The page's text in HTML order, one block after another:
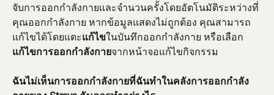
จับการออกกำลังกายและจำนวนครั้งโดยอัตโนมัติระหว่างที่
คุณออกกำลังกาย หากข้อมูลแสดงไม่ถูกต้อง คุณสามารถ
แก้ไขได้โดยแตะแก้ไขในบันทึกออกกำลังกาย หรือเลือก
แก้ไขการออกกำลังกายจากหน้าจอแก้ไขกิจกรรม
ฉันไม่เห็นการออกกำลังกายที่ฉันทำในคลังการออกกำลัง